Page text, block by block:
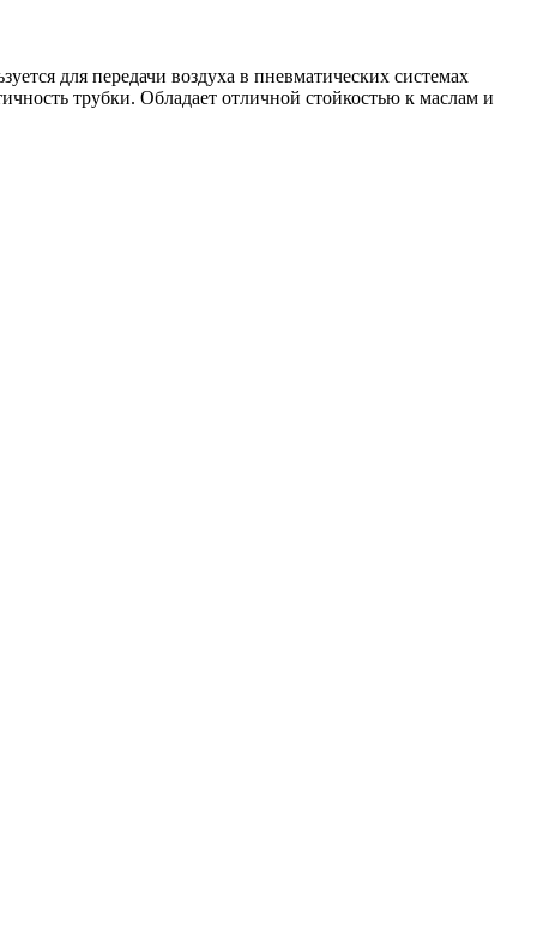
для передачи воздуха в пневматических системах
трубки. Обладает отличной стойкостью к маслам и